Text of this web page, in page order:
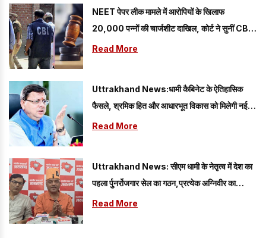
NEET पेपर लीक मामले में आरोपियों के खिलाफ
20,000 पन्नों की चार्जशीट दाखिल, कोर्ट ने सुनीं CBI
की दलीलें
Read More
Uttrakhand News:धामी कैबिनेट के ऐतिहासिक
फैसले, श्रमिक हित और आधारभूत विकास को मिलेगी नई
गति
Read More
Uttrakhand News: सीएम धामी के नेतृत्व में देश का
पहला र्पुनर्रोजगार सेल का गठन,प्रत्येक अग्निवीर का
रोजगार
Read More